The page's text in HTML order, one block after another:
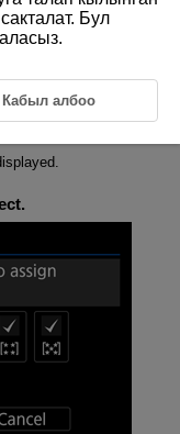
protected after
the rating
Бул
Кабыл албоо